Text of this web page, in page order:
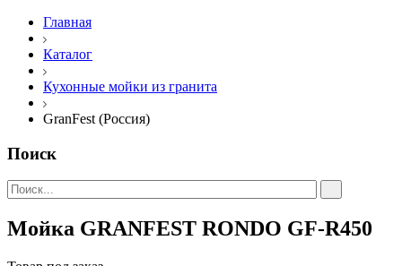
Главная
Каталог
Кухонные мойки из гранита
GranFest (Россия)
Поиск
Мойка GRANFEST RONDO GF-R450